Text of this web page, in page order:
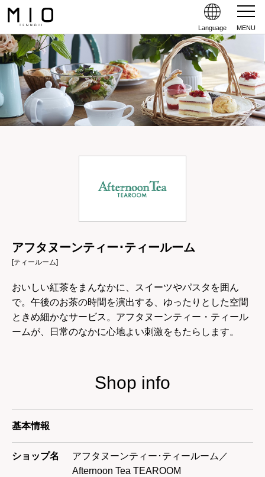
Language MENU
アフタヌーンティー･ティールーム
[ティールーム]
おいしい紅茶をまんなかに、スイーツやパスタを囲ん
で。午後のお茶の時間を演出する、ゆったりとした空間
ときめ細かなサービス。アフタヌーンティー・ティール
ームが、日常のなかに心地よい刺激をもたらします。
Shop info
基本情報
ショップ名
アフタヌーンティー･ティールーム／
Afternoon Tea TEAROOM